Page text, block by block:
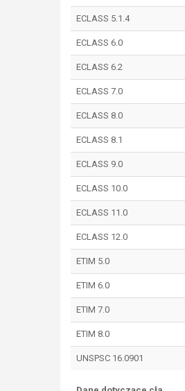
ECLASS 5.1.4
ECLASS 6.0
ECLASS 6.2
ECLASS 7.0
ECLASS 8.0
ECLASS 8.1
ECLASS 9.0
ECLASS 10.0
ECLASS 11.0
ECLASS 12.0
ETIM 5.0
ETIM 6.0
ETIM 7.0
ETIM 8.0
UNSPSC 16.0901